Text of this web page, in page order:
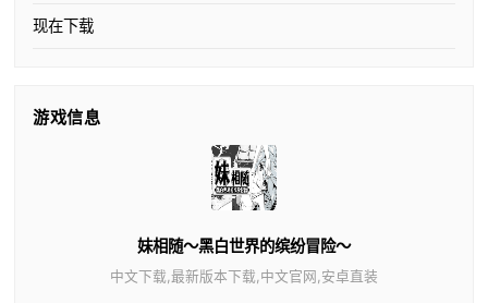
现在下载
游戏信息
妹相随～黑白世界的缤纷冒险～
中文下载,最新版本下载,中文官网,安卓直装